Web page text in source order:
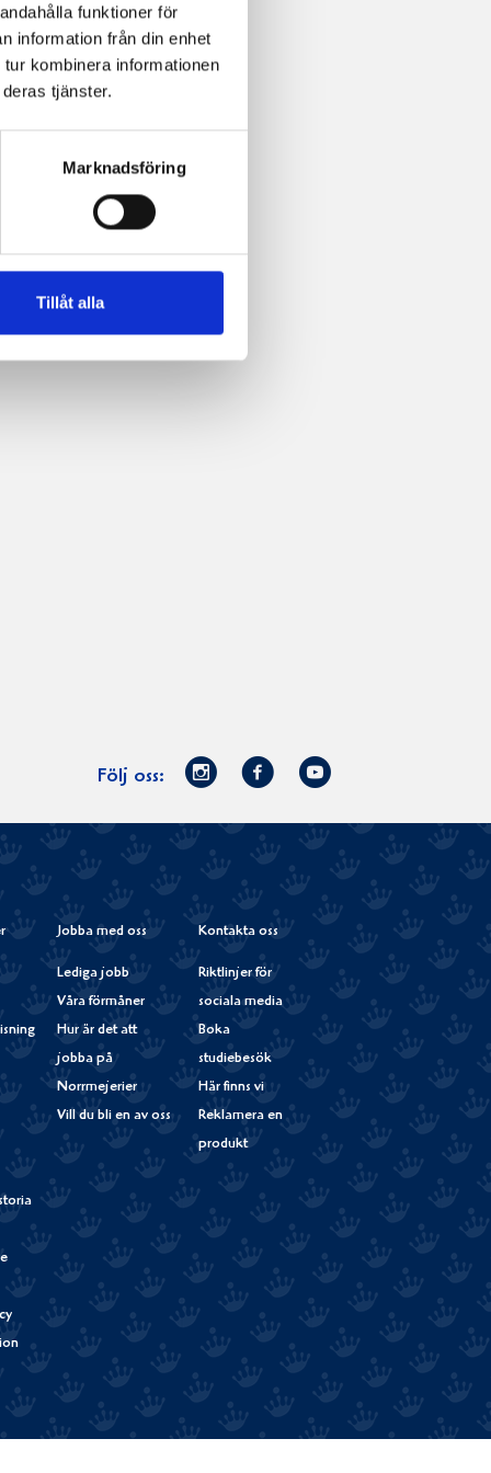
funktioner för
information från din enhet
kombinera informationen
tjänster.
Marknadsföring
Tillåt alla
Följ oss:
Norrmejerier
Instagram
Facebook
Youtube
Jobba med oss
Lediga jobb
Våra förmåner
Hur är det att
jobba på
Norrmejerier
Vill du bli en av oss
Kontakta oss
Riktlinjer för
sociala media
Boka
studiebesök
Här finns vi
Reklamera en
produkt